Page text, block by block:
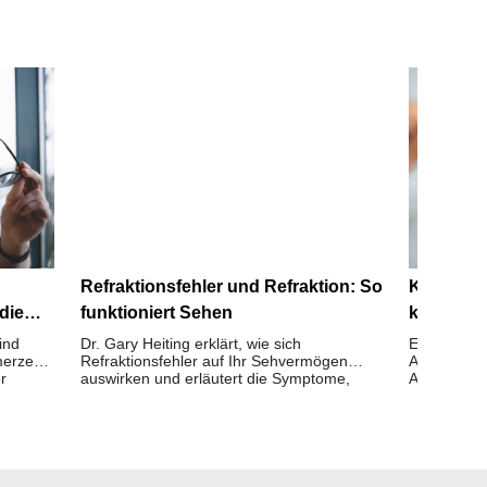
Refraktionsfehler und Refraktion: So
funktioniert Sehen
Dr. Gary Heiting erklärt, wie sich
Refraktionsfehler auf Ihr Sehvermögen
auswirken und erläutert die Symptome,
Kann
Erfahren